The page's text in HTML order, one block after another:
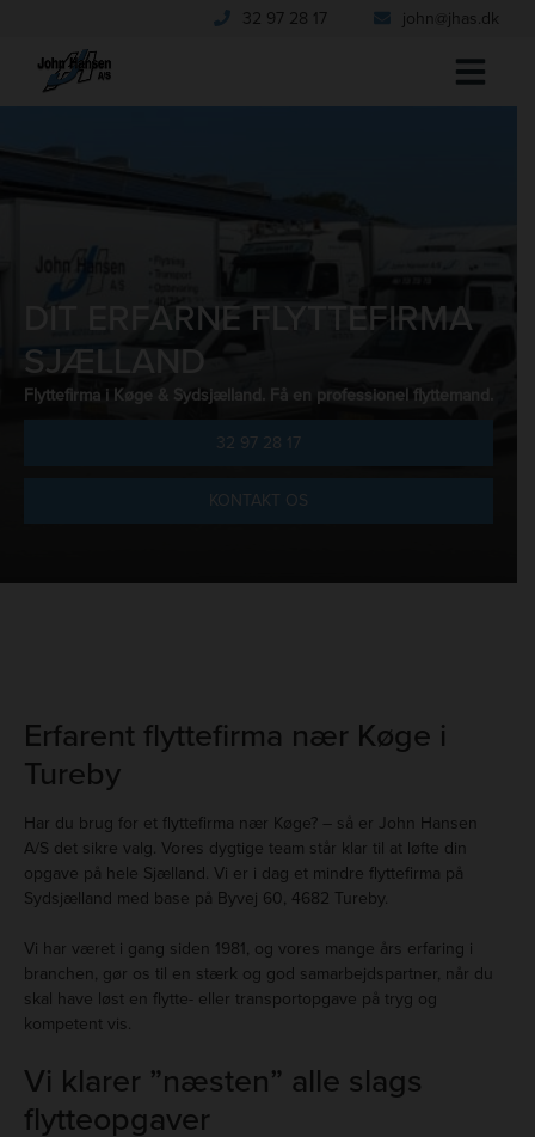
indholdet
32 97 28 17 john@jhas.dk
DIT ERFARNE FLYTTEFIRMA
SJÆLLAND
Flyttefirma i Køge & Sydsjælland. Få en professionel flyttemand.
32 97 28 17
KONTAKT OS
Erfarent flyttefirma nær Køge i
Tureby
Har du brug for et flyttefirma nær Køge? – så er John Hansen
A/S det sikre valg. Vores dygtige team står klar til at løfte din
opgave på hele Sjælland. Vi er i dag et mindre flyttefirma på
Sydsjælland med base på Byvej 60, 4682 Tureby.
Vi har været i gang siden 1981, og vores mange års erfaring i
branchen, gør os til en stærk og god samarbejdspartner, når du
skal have løst en flytte- eller transportopgave på tryg og
kompetent vis.
Vi klarer ”næsten” alle slags
flytteopgaver